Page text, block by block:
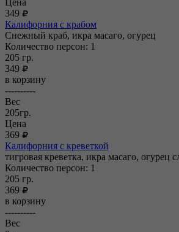
349
Калифорния с крабом
Снежный краб, икра масаго, огурец
Количество персон: 1
205 гр.
349
в корзину
----------
Вес
205гр.
Цена
369
Калифорния с креветкой
тигровая креветка, икра масаго, огурец
Количество персон: 1
205 гр.
369
в корзину
----------
Вес